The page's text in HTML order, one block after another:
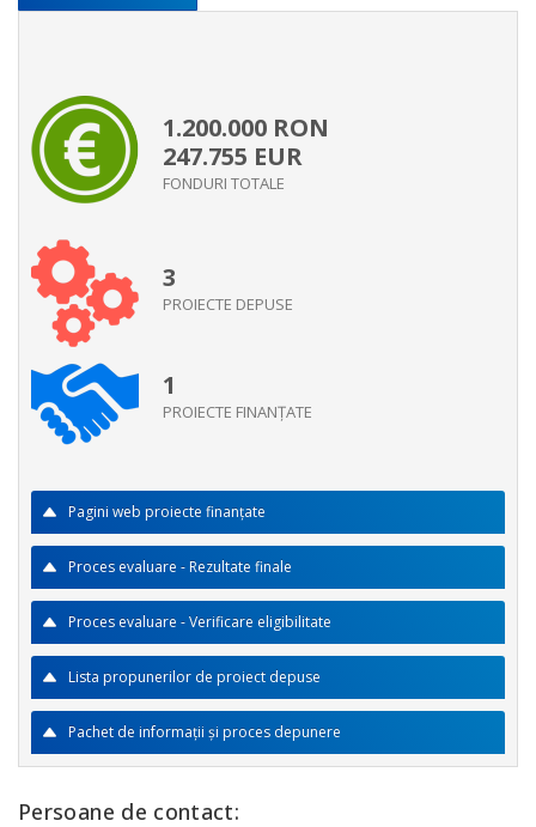
1.200.000 RON
247.755 EUR
FONDURI TOTALE
3
PROIECTE DEPUSE
1
PROIECTE FINANŢATE
Pagini web proiecte finanţate
Proces evaluare - Rezultate finale
Proces evaluare - Verificare eligibilitate
Lista propunerilor de proiect depuse
Pachet de informaţii şi proces depunere
Persoane de contact: